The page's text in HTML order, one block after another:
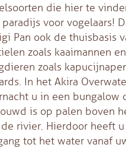
die hier te
paradijs voor vogelaars!
Pan ook de thuisbasis
zoals kaaimannen en
zoals
In het Akira
u in een bungalow
is op palen boven
rivier. Hierdoor heeft
tot het water vanaf